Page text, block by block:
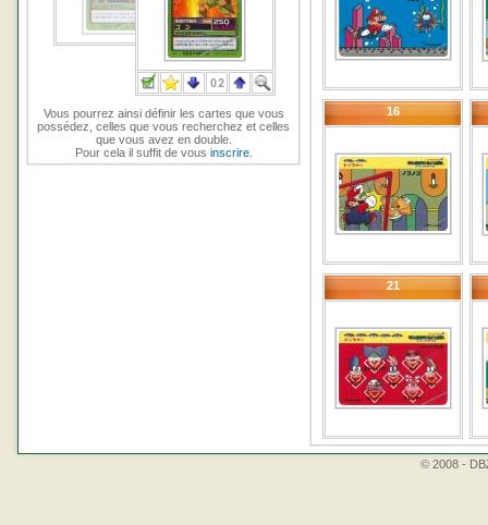
Vous pourrez ainsi définir les cartes que vous
possédez, celles que vous recherchez et celles
que vous avez en double.
Pour cela il suffit de vous inscrire.
16
21
© 2008 -